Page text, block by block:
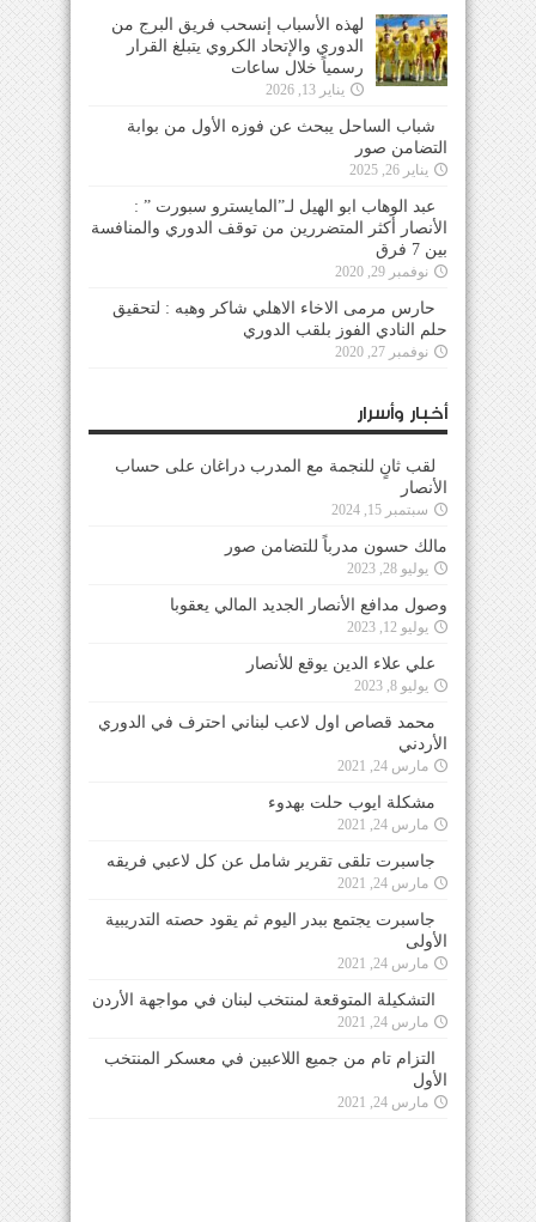
لهذه الأسباب إنسحب فريق البرج من
الدوري والإتحاد الكروي يتبلغ القرار
رسمياً خلال ساعات
يناير 13, 2026
شباب الساحل يبحث عن فوزه الأول من بوابة
التضامن صور
يناير 26, 2025
عبد الوهاب ابو الهيل لـ”المايسترو سبورت ” :
الأنصار أكثر المتضررين من توقف الدوري والمنافسة
بين 7 فرق
نوفمبر 29, 2020
حارس مرمى الاخاء الاهلي شاكر وهبه : لتحقيق
حلم النادي الفوز بلقب الدوري
نوفمبر 27, 2020
أخبار وأسرار
لقب ثانٍ للنجمة مع المدرب دراغان على حساب
الأنصار
سبتمبر 15, 2024
مالك حسون مدرباً للتضامن صور
يوليو 28, 2023
وصول مدافع الأنصار الجديد المالي يعقوبا
يوليو 12, 2023
علي علاء الدين يوقع للأنصار
يوليو 8, 2023
محمد قصاص اول لاعب لبناني احترف في الدوري
الأردني
مارس 24, 2021
مشكلة ايوب حلت بهدوء
مارس 24, 2021
جاسبرت تلقى تقرير شامل عن كل لاعبي فريقه
مارس 24, 2021
جاسبرت يجتمع ببدر اليوم ثم يقود حصته التدريبية
الأولى
مارس 24, 2021
التشكيلة المتوقعة لمنتخب لبنان في مواجهة الأردن
مارس 24, 2021
التزام تام من جميع اللاعبين في معسكر المنتخب
الأول
مارس 24, 2021